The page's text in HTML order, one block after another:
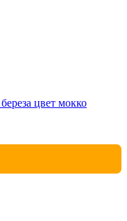
цвет мокко